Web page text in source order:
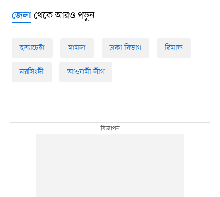
জেলাথেকে আরও পড়ুন
হত্যাচেষ্টা মামলা ঢাকা বিভাগ রিমান্ড
নরসিংদী আওয়ামী লীগ